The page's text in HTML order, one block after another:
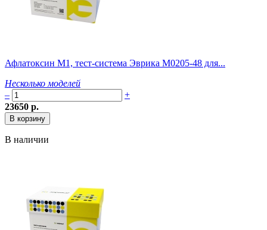
Афлатоксин M1, тест-система Эврика M0205-48 для...
Несколько моделей
–
+
23650 р.
В наличии